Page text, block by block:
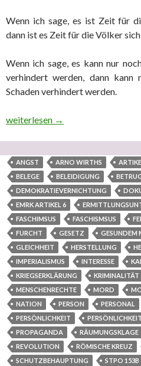
Wenn ich sage, es ist Zeit für
dann ist es Zeit für die Völker
Wenn ich sage, es kann nur
verhindert werden, dann kann
Schaden verhindert werden.
Teil 12 “In ‘eigener’ Sache”
weiterlesen →
ANGST ARNO WIRTHS
BELEGE
BELEIDIGUNG
DEMOKRATIEVERNICHTUNG
EMRK ARTIKEL 6
FASCHIMSUS
FASCHISMSUS
FURCHT
GESETZ
GESUNDEM
GLEICHHEIT
HERSTELLUNG
IMPERIALISMUS
INTERESSE
KRIEGSERKLÄRUNG
KRIMINALITÄT
MENSCHENRECHTE
MORD
NATION
PERSON PERSONAL
PERSÖNLICHKEIT
PROPAGANDA
RÄUMUNGSKLAGE
REVOLUTION
RÖMISCHE KREUZ
SCHUTZBEHAUPTUNG
STPO 153B